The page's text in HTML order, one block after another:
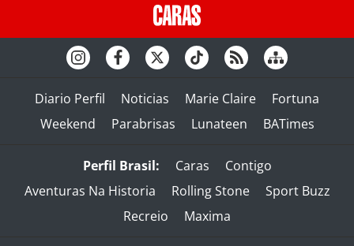
Diario Perfil Noticias Marie Claire
Fortuna
Weekend
Parabrisas Lunateen BATimes
Perfil Brasil: Caras
Contigo
Aventuras Na Historia
Rolling Stone
Sport Buzz
Recreio
Maxima